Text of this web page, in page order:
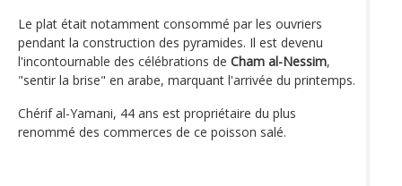
Le plat était notamment consommé par les ouvriers
pendant la construction des pyramides. Il est devenu
l'incontournable des célébrations de Cham al-Nessim,
"sentir la brise" en arabe, marquant l'arrivée du printemps.
Chérif al-Yamani, 44 ans est propriétaire du plus
renommé des commerces de ce poisson salé.